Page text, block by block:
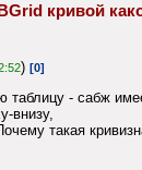
кривой
) [0]
таблицу - сабж
внизу,
такая